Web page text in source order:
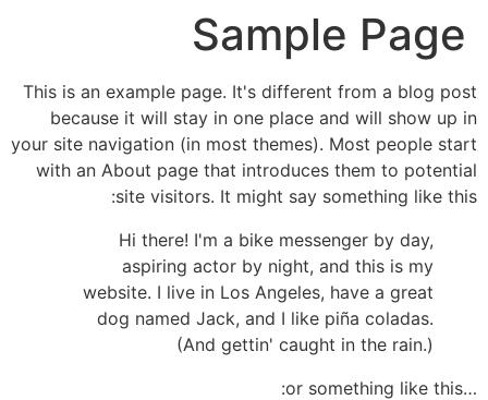
Sample Page
This is an example page. It's different from a blog post
because it will stay in one place and will show up in
your site navigation (in most themes). Most people start
with an About page that introduces them to potential
site visitors. It might say something like this:
Hi there! I'm a bike messenger by day,
aspiring actor by night, and this is my
website. I live in Los Angeles, have a great
dog named Jack, and I like piña coladas.
(And gettin' caught in the rain.)
…or something like this: